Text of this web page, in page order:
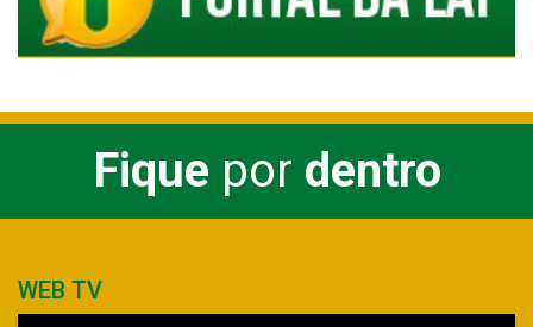
Fique por dentro
WEB TV